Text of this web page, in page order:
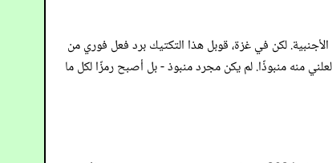
لكن في غزة، قوبل هذا التكتيك برد فعل فوري من
منه منبوذًا. لم يكن مجرد منبوذ - بل أصبح رمزًا لكل ما